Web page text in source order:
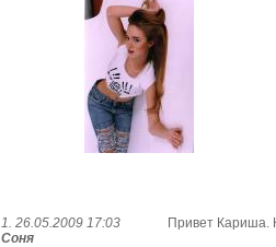
1. 26.05.2009 17:03
Соня
Привет Кариша.